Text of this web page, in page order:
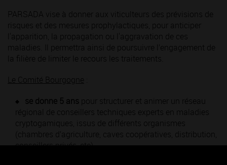
PARSADA vise à donner aux viticulteurs des prévisions de
risques et des mesures prophylactiques, pour anticiper
l'apparition, la propagation ou l'aggravation de ces
maladies. Il permettra ainsi de poursuivre l’engagement de
la filière de limiter le recours les traitements.
Le Comité Bourgogne
se donne 5 ans pour structurer et animer un réseau
régional de conseillers techniques experts en maladies
cryptogamiques, issus de différents organismes
(chambres d’agriculture, caves coopératives, distribution,
conseillers privés, etc).